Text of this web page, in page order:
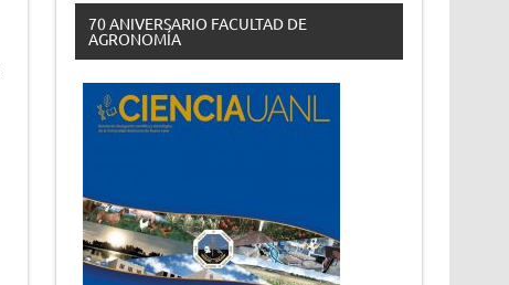
70 ANIVERSARIO FACULTAD DE
AGRONOMÍA